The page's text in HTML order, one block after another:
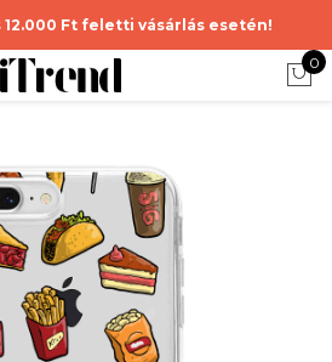
12.000 Ft feletti vásárlás esetén!
0